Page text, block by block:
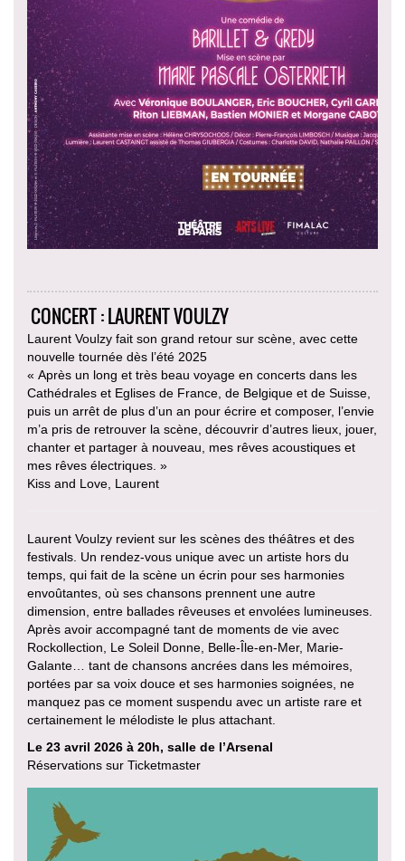
CONCERT : LAURENT VOULZY
Laurent Voulzy fait son grand retour sur scène, avec cette
nouvelle tournée dès l’été 2025
« Après un long et très beau voyage en concerts dans les
Cathédrales et Eglises de France, de Belgique et de Suisse,
puis un arrêt de plus d’un an pour écrire et composer, l’envie
m’a pris de retrouver la scène, découvrir d’autres lieux, jouer,
chanter et partager à nouveau, mes rêves acoustiques et
mes rêves électriques. »
Kiss and Love, Laurent
Laurent Voulzy revient sur les scènes des théâtres et des
festivals. Un rendez-vous unique avec un artiste hors du
temps, qui fait de la scène un écrin pour ses harmonies
envoûtantes, où ses chansons prennent une autre
dimension, entre ballades rêveuses et envolées lumineuses.
Après avoir accompagné tant de moments de vie avec
Rockollection, Le Soleil Donne, Belle-Île-en-Mer, Marie-
Galante… tant de chansons ancrées dans les mémoires,
portées par sa voix douce et ses harmonies soignées, ne
manquez pas ce moment suspendu avec un artiste rare et
certainement le mélodiste le plus attachant.
Le 23 avril 2026 à 20h, salle de l’Arsenal
Réservations sur Ticketmaster